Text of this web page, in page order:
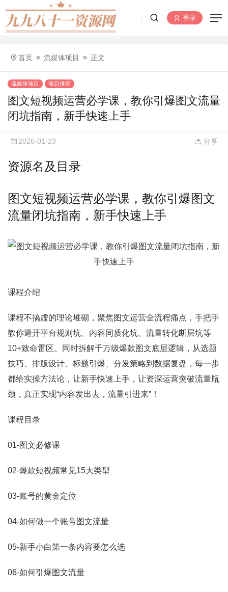
登录
首页 流媒体项目 正文
流媒体项目 项目推荐
图文短视频运营必学课，教你引爆图文流量
闭坑指南，新手快速上手
2026-01-23 分享
资源名及目录
图文短视频运营必学课，教你引爆图文
流量闭坑指南，新手快速上手
课程介绍
课程不搞虚的理论堆砌，聚焦图文运营全流程痛点，手把手
教你避开平台规则坑、内容同质化坑、流量转化断层坑等
10+致命雷区。同时拆解千万级爆款图文底层逻辑，从选题
技巧、排版设计、标题引爆、分发策略到数据复盘，每一步
都给实操方法论，让新手快速上手，让资深运营突破流量瓶
颈，真正实现“内容发出去，流量引进来”！
课程目录
01-图文必修课
02-爆款短视频常见15大类型
03-账号的黄金定位
04-如何做一个账号图文流量
05-新手小白第一条内容要怎么选
06-如何引爆图文流量